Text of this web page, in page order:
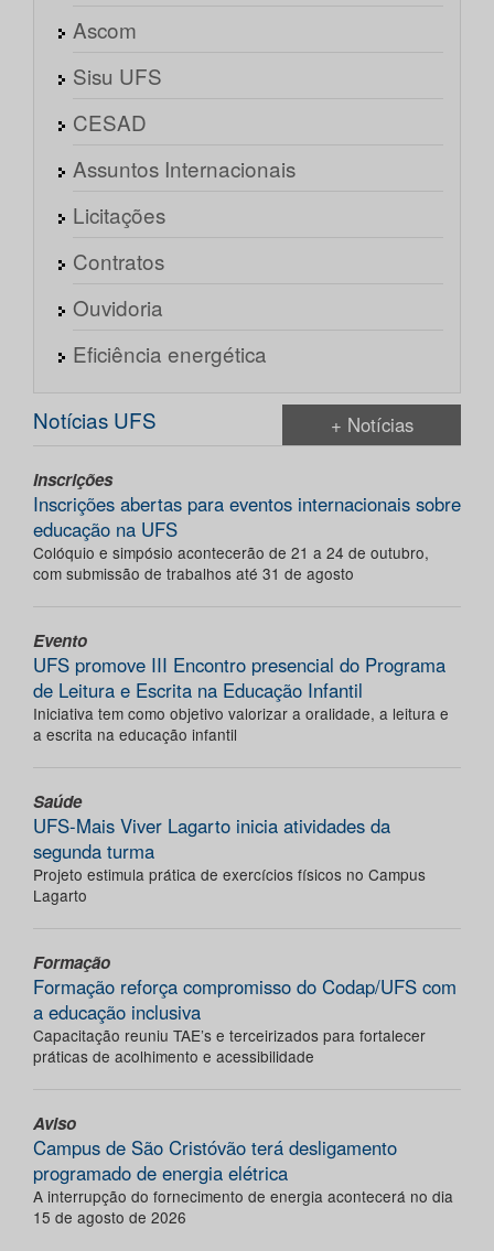
Ascom
Sisu UFS
CESAD
Assuntos Internacionais
Licitações
Contratos
Ouvidoria
Eficiência energética
Notícias UFS + Notícias
Inscrições
Inscrições abertas para eventos internacionais sobre
educação na UFS
Colóquio e simpósio acontecerão de 21 a 24 de outubro,
com submissão de trabalhos até 31 de agosto
Evento
UFS promove III Encontro presencial do Programa
de Leitura e Escrita na Educação Infantil
Iniciativa tem como objetivo valorizar a oralidade, a leitura e
a escrita na educação infantil
Saúde
UFS-Mais Viver Lagarto inicia atividades da
segunda turma
Projeto estimula prática de exercícios físicos no Campus
Lagarto
Formação
Formação reforça compromisso do Codap/UFS com
a educação inclusiva
Capacitação reuniu TAE’s e terceirizados para fortalecer
práticas de acolhimento e acessibilidade
Aviso
Campus de São Cristóvão terá desligamento
programado de energia elétrica
A interrupção do fornecimento de energia acontecerá no dia
15 de agosto de 2026